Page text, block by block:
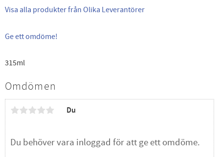
Visa alla produkter från Olika Leverantörer
Ge ett omdöme!
315ml
Omdömen
Du